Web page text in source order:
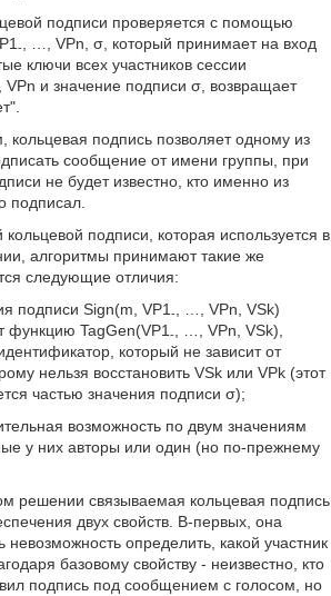
подписи проверяется с помощью
-
, …, VPn, σ, который принимает на вход
ключи всех участников сессии
VPn и значение подписи σ, возвращает
кольцевая подпись позволяет одному из
сообщение от имени группы, при
не будет известно, кто именно из
подписал.
подписи, которая используется в
алгоритмы принимают такие же
следующие отличия:
подписи Sign(m, VP1 -
, …, VPn, VSk)
функцию TagGen(VP1 -
, …, VPn, VSk),
который не зависит от
нельзя восстановить VSk или VPk (этот
частью значения подписи σ);
возможность по двум значениям
у них авторы или один (но по-прежнему
решении связываемая кольцевая подпись
двух свойств. В-первых, она
невозможность определить, какой участник
базовому свойству - неизвестно, кто
подпись под сообщением с голосом, но